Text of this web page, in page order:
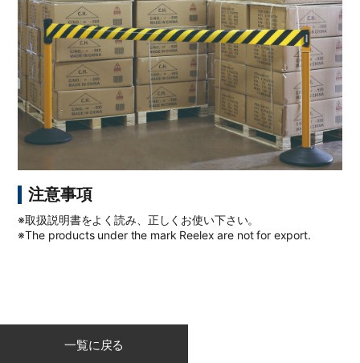
注意事項
※取扱説明書をよく読み、正しくお使い下さい。
※The products under the mark Reelex are not for export.
一覧に戻る